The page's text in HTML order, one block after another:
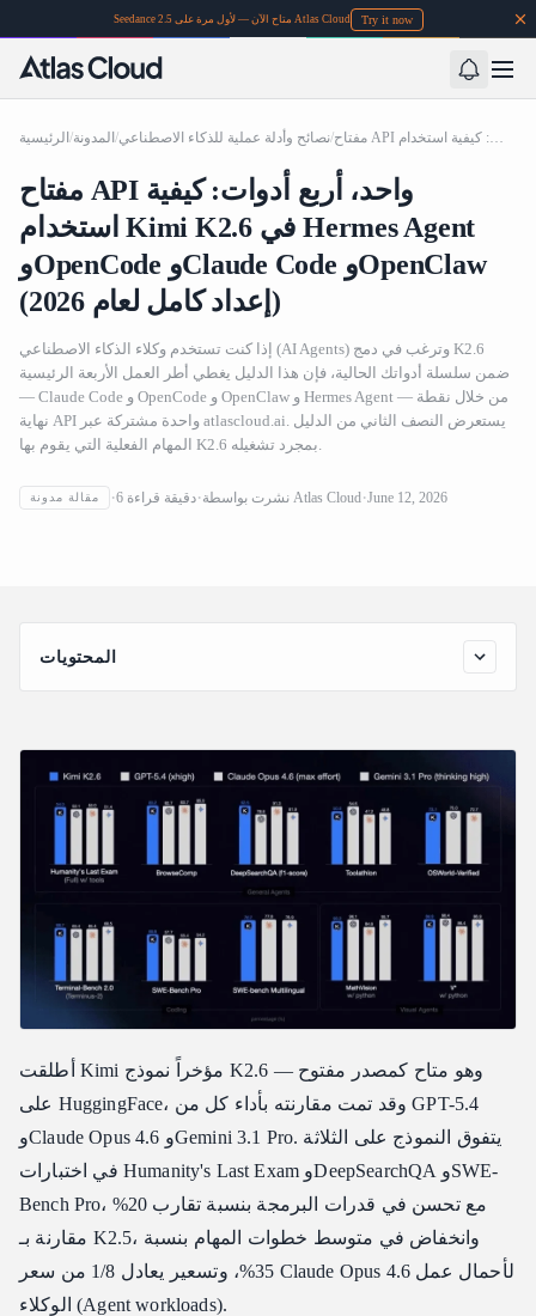
Seedance 2.5 متاح الآن — لأول مرة على Atlas Cloud Try it now
الرئيسية /المدونة /نصائح وأدلة عملية للذكاء الاصطناعي/ مفتاح API واحد، أربع أدوات: كيفية استخدام Kimi K2.6 في Hermes Agent وOpenCode وClaude Code وOpenClaw (إعداد كامل لعام 2026)
مفتاح API واحد، أربع أدوات: كيفية
استخدام Kimi K2.6 في Hermes Agent
وOpenCode وClaude Code وOpenClaw
(إعداد كامل لعام 2026)
إذا كنت تستخدم وكلاء الذكاء الاصطناعي (AI Agents) وترغب في دمج K2.6
ضمن سلسلة أدواتك الحالية، فإن هذا الدليل يغطي أطر العمل الأربعة الرئيسية
— Claude Code و OpenCode و OpenClaw و Hermes Agent — من خلال نقطة
نهاية API واحدة مشتركة عبر atlascloud.ai. يستعرض النصف الثاني من الدليل
المهام الفعلية التي يقوم بها K2.6 بمجرد تشغيله.
مقالة مدونة 6 دقيقة قراءة نشرت بواسطة Atlas Cloud June 12, 2026
مفتاح API واحد، أربع أدوات: كيفية استخدام Kimi K2.6 في
Hermes Agent وOpenCode وClaude Code وOpenClaw
المحتويات
مرجع سريع
3. OpenClaw (ملف الإعدادات + نافذتي أوامر)
الجزء الثاني — ماذا يفعل K2.6 فعلياً؟
واحد؟
المقايضة: الاستقرار يأتي بتكلفة
متوازية
لماذا يغير هذا الطريقة التي تستخدم بها الذكاء الاصطناعي؟
أطلقت Kimi مؤخراً نموذج K2.6 — وهو متاح كمصدر مفتوح
على HuggingFace، وقد تمت مقارنته بأداء كل من GPT-5.4
وClaude Opus 4.6 وGemini 3.1 Pro. يتفوق النموذج على الثلاثة
في اختبارات Humanity's Last Exam وDeepSearchQA وSWE-
Bench Pro، مع تحسن في قدرات البرمجة بنسبة تقارب 20%
مقارنة بـ K2.5، وانخفاض في متوسط خطوات المهام بنسبة
35%، وتسعير يعادل 1/8 من سعر Claude Opus 4.6 لأحمال عمل
الوكلاء (Agent workloads).